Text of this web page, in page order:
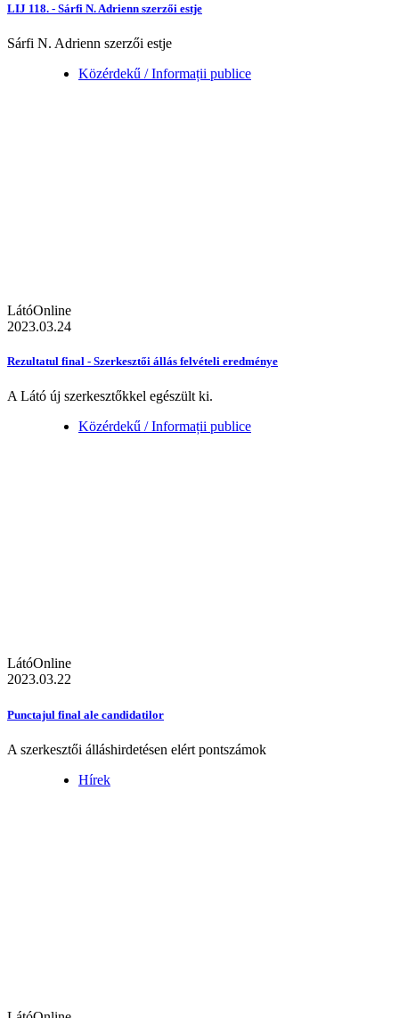
LIJ 118. - Sárfi N. Adrienn szerzői estje
Sárfi N. Adrienn szerzői estje
Közérdekű / Informații publice
LátóOnline
2023.03.24
Rezultatul final - Szerkesztői állás felvételi eredménye
A Látó új szerkesztőkkel egészült ki.
Közérdekű / Informații publice
LátóOnline
2023.03.22
Punctajul final ale candidatilor
A szerkesztői álláshirdetésen elért pontszámok
Hírek